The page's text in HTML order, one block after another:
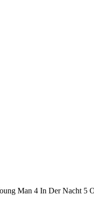
Man 4 In Der Nacht 5